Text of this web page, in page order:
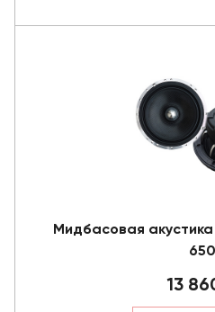
Мидбасовая
650
13